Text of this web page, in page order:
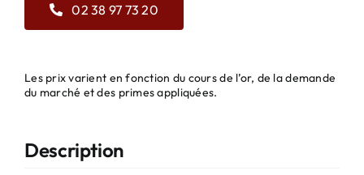
02 38 97 73 20
Les prix varient en fonction du cours de l’or, de la demande
du marché et des primes appliquées.
Description